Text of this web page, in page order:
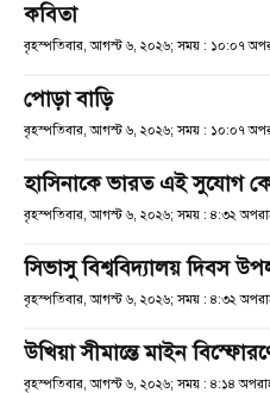
কবিতা
বৃহস্পতিবার, আগস্ট ৬, ২০২৬; সময় : ১০:০৭
পোড়া বাড়ি
বৃহস্পতিবার, আগস্ট ৬, ২০২৬; সময় : ১০:০৭
হাসিনাকে ভারত এই সুযোগ
বৃহস্পতিবার, আগস্ট ৬, ২০২৬; সময় : ৪:৩২
সিভাসু বিশ্ববিদ্যালয় দিবস
বৃহস্পতিবার, আগস্ট ৬, ২০২৬; সময় : ৪:৩২
উখিয়া সীমান্তে মাইন
বৃহস্পতিবার, আগস্ট ৬, ২০২৬; সময় : ৪:১৪